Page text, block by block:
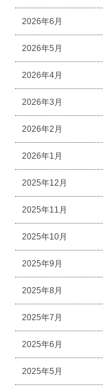
2026年6月
2026年5月
2026年4月
2026年3月
2026年2月
2026年1月
2025年12月
2025年11月
2025年10月
2025年9月
2025年8月
2025年7月
2025年6月
2025年5月